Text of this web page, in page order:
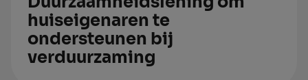
huiseigenaren te
ondersteunen bij
verduurzaming